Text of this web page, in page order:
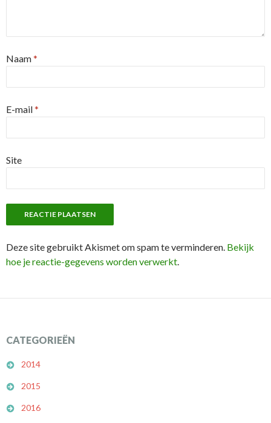
Naam*
E-mail*
Site
Deze site gebruikt Akismet om spam te verminderen. Bekijk
hoe je reactie-gegevens worden verwerkt
CATEGORIEËN
2014
2015
2016